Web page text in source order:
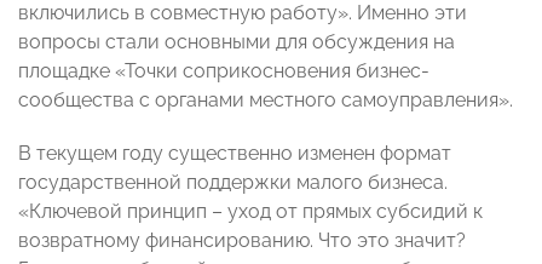
включились в совместную работу». Именно эти
вопросы стали основными для обсуждения на
площадке «Точки соприкосновения бизнес-
сообщества с органами местного самоуправления».
В текущем году существенно изменен формат
государственной поддержки малого бизнеса.
«Ключевой принцип – уход от прямых субсидий к
возвратному финансированию. Что это значит?